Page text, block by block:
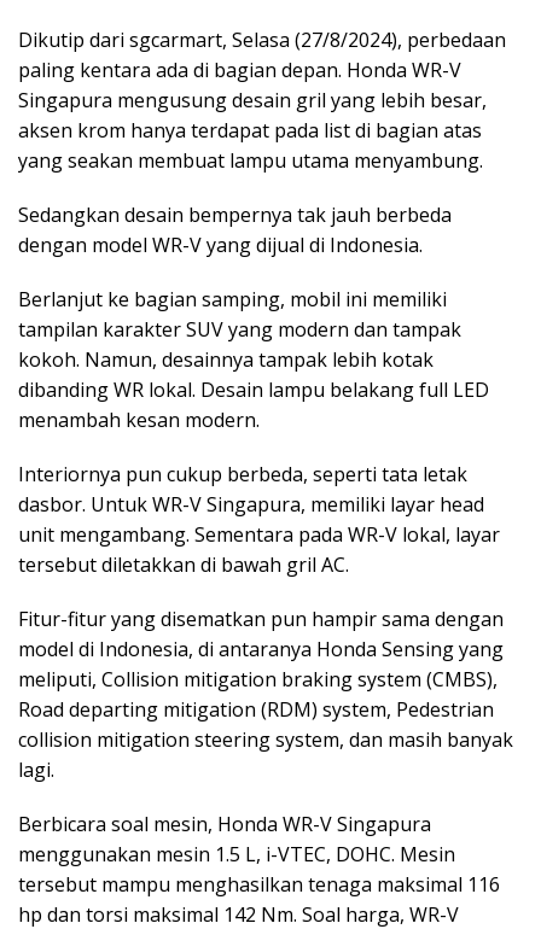
Dikutip dari sgcarmart, Selasa (27/8/2024), perbedaan
paling kentara ada di bagian depan. Honda WR-V
Singapura mengusung desain gril yang lebih besar,
aksen krom hanya terdapat pada list di bagian atas
yang seakan membuat lampu utama menyambung.
Sedangkan desain bempernya tak jauh berbeda
dengan model WR-V yang dijual di Indonesia.
Berlanjut ke bagian samping, mobil ini memiliki
tampilan karakter SUV yang modern dan tampak
kokoh. Namun, desainnya tampak lebih kotak
dibanding WR lokal. Desain lampu belakang full LED
menambah kesan modern.
Interiornya pun cukup berbeda, seperti tata letak
dasbor. Untuk WR-V Singapura, memiliki layar head
unit mengambang. Sementara pada WR-V lokal, layar
tersebut diletakkan di bawah gril AC.
Fitur-fitur yang disematkan pun hampir sama dengan
model di Indonesia, di antaranya Honda Sensing yang
meliputi, Collision mitigation braking system (CMBS),
Road departing mitigation (RDM) system, Pedestrian
collision mitigation steering system, dan masih banyak
lagi.
Berbicara soal mesin, Honda WR-V Singapura
menggunakan mesin 1.5 L, i-VTEC, DOHC. Mesin
tersebut mampu menghasilkan tenaga maksimal 116
hp dan torsi maksimal 142 Nm. Soal harga, WR-V